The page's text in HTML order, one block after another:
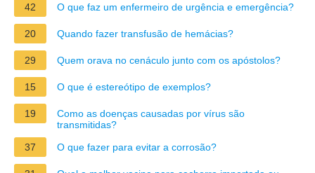
42 O que faz um enfermeiro de urgência e emergência?
20 Quando fazer transfusão de hemácias?
29 Quem orava no cenáculo junto com os apóstolos?
15 O que é estereótipo de exemplos?
19
Como as doenças causadas por vírus são
transmitidas?
37
O que fazer para evitar a corrosão?